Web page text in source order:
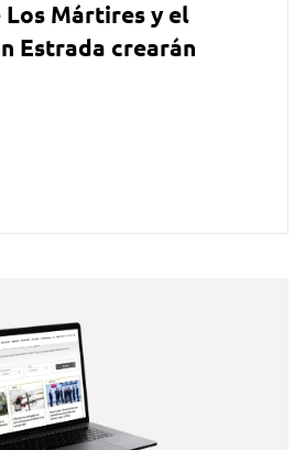
Mártires y el
Estrada crearán